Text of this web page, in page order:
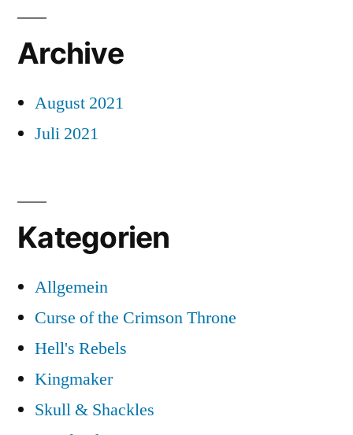
Archive
August 2021
Juli 2021
Kategorien
Allgemein
Curse of the Crimson Throne
Hell's Rebels
Kingmaker
Skull & Shackles